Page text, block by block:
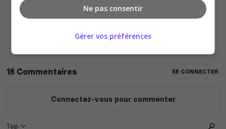
Ne pas consentir
Gérer vos préférences